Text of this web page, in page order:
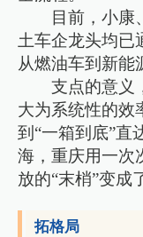
目前，小康
土车企龙头均已
从燃油车到新能
支点的意义
大为系统性的效
到“一箱到底”直
海，重庆用一次
放的“末梢”变成
拓格局